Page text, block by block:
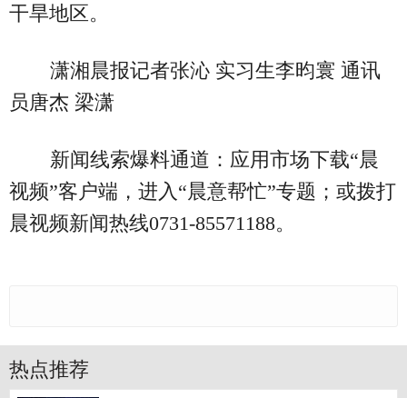
干旱地区。
潇湘晨报记者张沁 实习生李昀寰 通讯
员唐杰 梁潇
新闻线索爆料通道：应用市场下载“晨
视频”客户端，进入“晨意帮忙”专题；或拨打
晨视频新闻热线0731-85571188。
热点推荐